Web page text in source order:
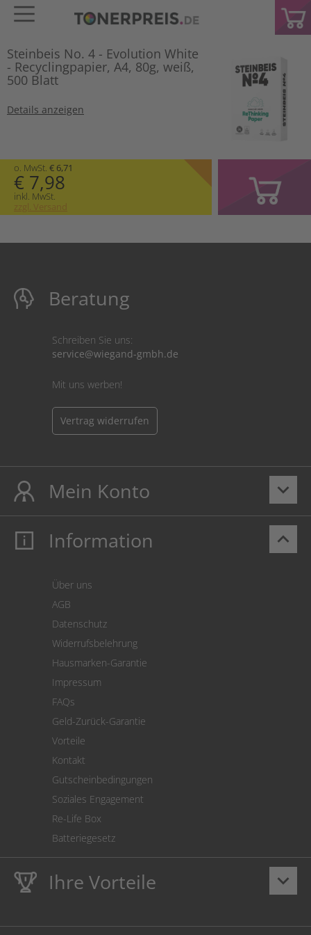
Steinbeis No. 4 - Evolution White
- Recyclingpapier, A4, 80g, weiß,
500 Blatt
Details anzeigen
o. MwSt. € 6,71
€ 7,98
inkl. MwSt.
zzgl. Versand
Beratung
Schreiben Sie uns:
service@wiegand-gmbh.de
Mit uns werben!
Vertrag widerrufen
keyboard_arrow_down
Mein Konto
Mein Konto
Cookie Einstellungen
keyboard_arrow_up
Information
Über uns
AGB
Datenschutz
Widerrufsbelehrung
Hausmarken-Garantie
Impressum
FAQs
Geld-Zurück-Garantie
Vorteile
Kontakt
Gutscheinbedingungen
Soziales Engagement
Re-Life Box
Batteriegesetz
keyboard_arrow_down
Ihre Vorteile
LebenslangeHausmarke Garantieauf Toner und Tinte